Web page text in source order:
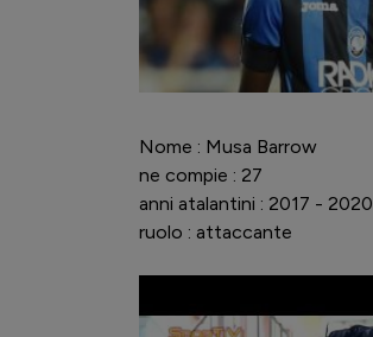
Nome : Musa Barrow
ne compie : 27
anni atalantini : 2017 - 2020
ruolo : attaccante